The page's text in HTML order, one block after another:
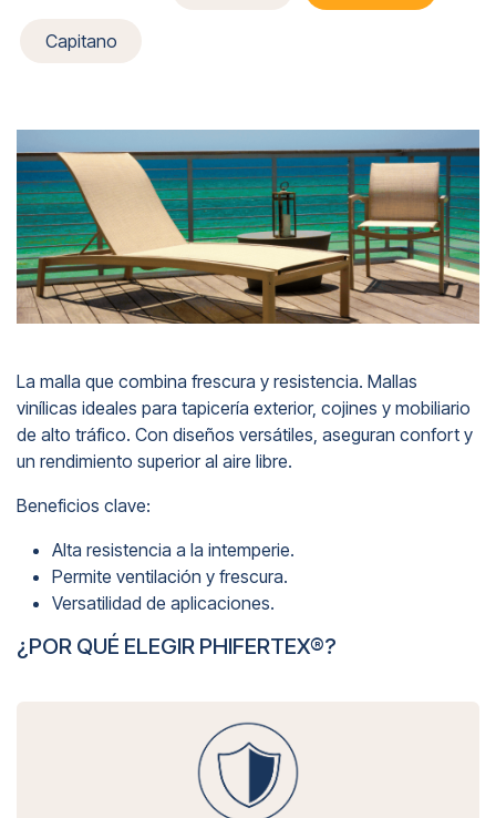
Capitano
La malla que combina frescura y resistencia. Mallas
vinílicas ideales para tapicería exterior, cojines y mobiliario
de alto tráfico. Con diseños versátiles, aseguran confort y
un rendimiento superior al aire libre.
Beneficios clave:
Alta resistencia a la intemperie.
Permite ventilación y frescura.
Versatilidad de aplicaciones.
¿POR QUÉ ELEGIR PHIFERTEX®?